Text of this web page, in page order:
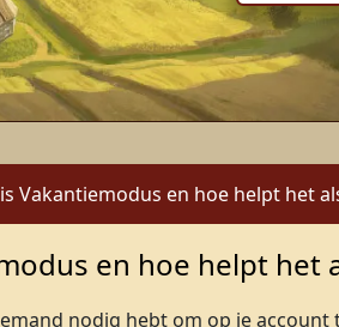
Vakantiemodus en hoe helpt het
en hoe helpt het
nodig hebt om op je account